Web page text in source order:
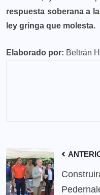
respuesta soberana a
ley gringa que molesta.
Elaborado por: Beltrán